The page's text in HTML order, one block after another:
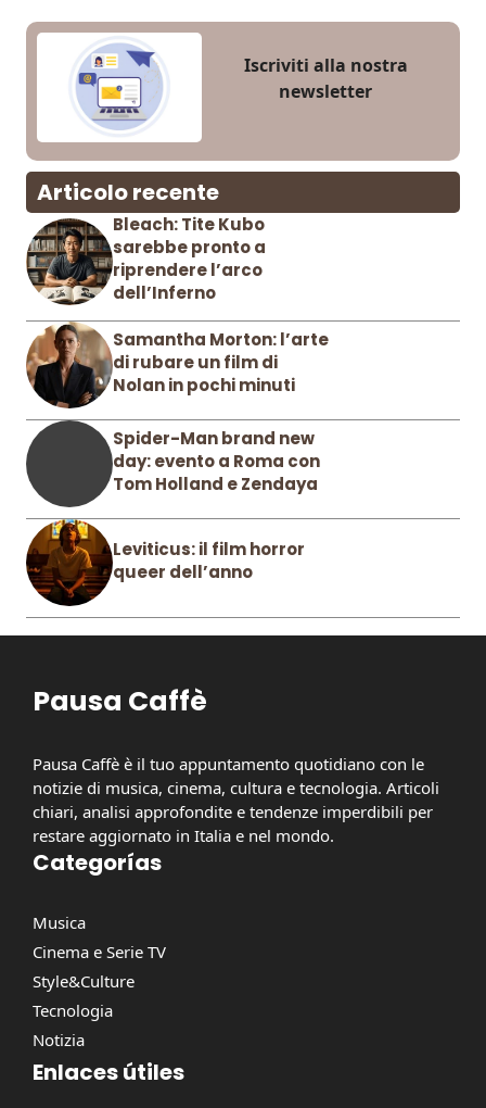
Iscriviti alla nostra
newsletter
Articolo recente
Bleach: Tite Kubo
sarebbe pronto a
riprendere l’arco
dell’Inferno
Samantha Morton: l’arte
di rubare un film di
Nolan in pochi minuti
Spider-Man brand new
day: evento a Roma con
Tom Holland e Zendaya
Leviticus: il film horror
queer dell’anno
Pausa Caffè
Pausa Caffè è il tuo appuntamento quotidiano con le
notizie di musica, cinema, cultura e tecnologia. Articoli
chiari, analisi approfondite e tendenze imperdibili per
restare aggiornato in Italia e nel mondo.
Categorías
Musica
Cinema e Serie TV
Style&Culture
Tecnologia
Notizia
Enlaces útiles